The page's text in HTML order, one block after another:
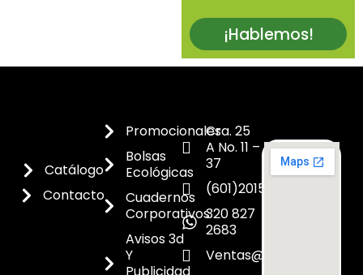
¡Hablemos!
Catálogo
Contacto
Promocionales
Bolsas
Ecológicas
Cuadernos
Corporativos
Avisos 3d
Y
Cra. 25
A No. 11 –
37
(601)2015300
320 827
2683
Ventas@dicoes.co